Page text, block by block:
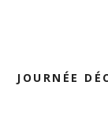
JOURNÉE